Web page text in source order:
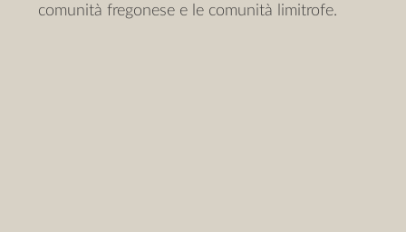
comunità fregonese e le comunità limitrofe.